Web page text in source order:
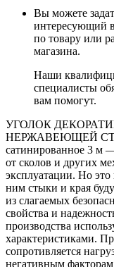
Вы можете
интересующий
по товару или
магазина.
Наши
специалисты
вам помогут.
УГОЛОК
НЕРЖАВЕЮЩЕЙ
сатинированное 3 м
от сколов и других
эксплуатации. Но
ним стыки и края
из слагаемых
свойства и
производства
характеристиками.
сопротивляется
негативным